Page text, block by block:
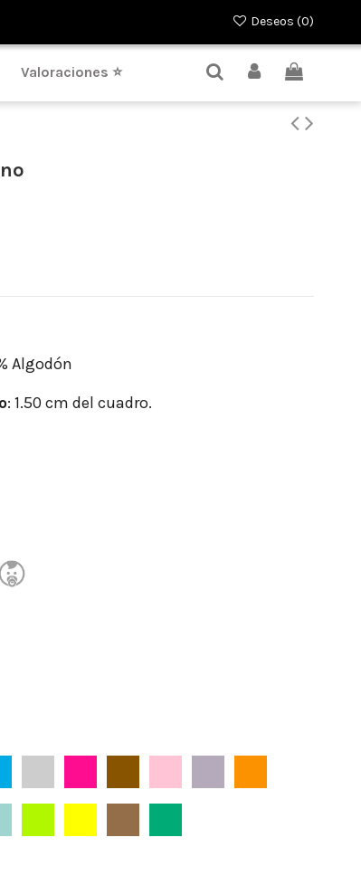
Deseos (0)
Valoraciones ⭐
Algodón
: 1.50 cm del cuadro.